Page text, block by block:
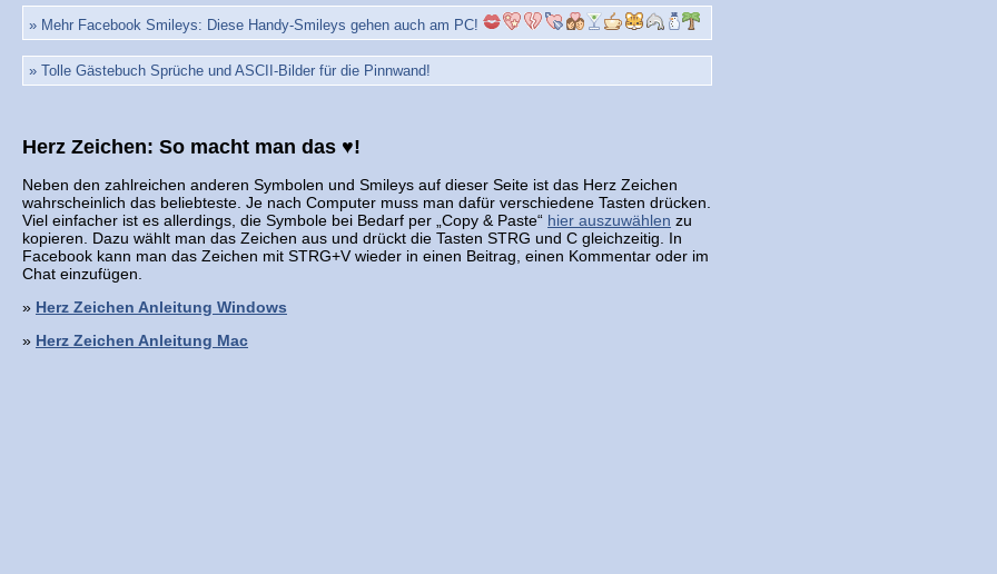
» Mehr Facebook Smileys: Diese Handy-Smileys gehen auch am PC!
» Tolle Gästebuch Sprüche und ASCII-Bilder für die Pinnwand!
Herz Zeichen: So macht man das ♥!
Neben den zahlreichen anderen Symbolen und Smileys auf dieser Seite ist das Herz Zeichen
wahrscheinlich das beliebteste. Je nach Computer muss man dafür verschiedene Tasten drücken.
Viel einfacher ist es allerdings, die Symbole bei Bedarf per „Copy & Paste“ hier auszuwählen zu
kopieren. Dazu wählt man das Zeichen aus und drückt die Tasten STRG und C gleichzeitig. In
Facebook kann man das Zeichen mit STRG+V wieder in einen Beitrag, einen Kommentar oder im
Chat einzufügen.
» Herz Zeichen Anleitung Windows
» Herz Zeichen Anleitung Mac